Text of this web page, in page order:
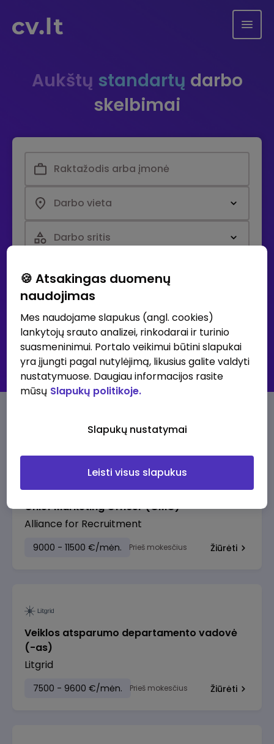
Aukštų standartų darbo
skelbimai
Darbo vieta
Darbo sritis
30K+ klubas - didžiausių atlyginimų skelbimai
Visi skelbimai
Prenumeruoti skelbimus
Pasiūlymai su aukščiausia alga
Chief Marketing Officer (CMO)
Alliance for Recruitment
9000 - 11500 €/mėn. Prieš mokesčius Žiūrėti
Veiklos atsparumo departamento vadovė
(-as)
Litgrid
7500 - 9600 €/mėn. Prieš mokesčius Žiūrėti
🍪 Atsakingas duomenų
naudojimas
Mes naudojame slapukus (angl. cookies)
lankytojų srauto analizei, rinkodarai ir turinio
suasmeninimui. Portalo veikimui būtini slapukai
yra įjungti pagal nutylėjimą, likusius galite valdyti
nustatymuose. Daugiau informacijos rasite
mūsų Slapukų politikoje.
Slapukų nustatymai
Leisti visus slapukus